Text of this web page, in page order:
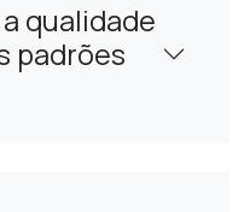
qualidade
padrões